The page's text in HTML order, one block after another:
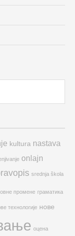
kultura nastava
onlajn
srednja škola
промене граматика
технологије нове
оцена